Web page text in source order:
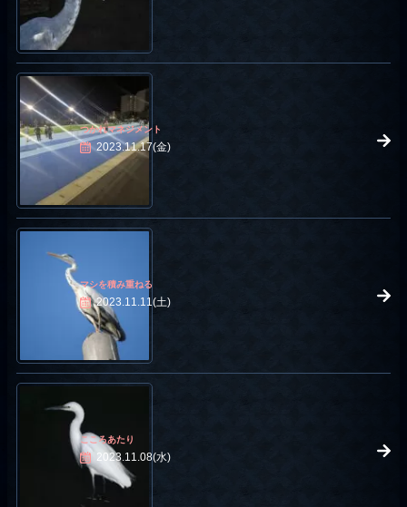
つかれマネジメント
2023.11.17(金)
マシを積み重ねる
2023.11.11(土)
こころあたり
2023.11.08(水)